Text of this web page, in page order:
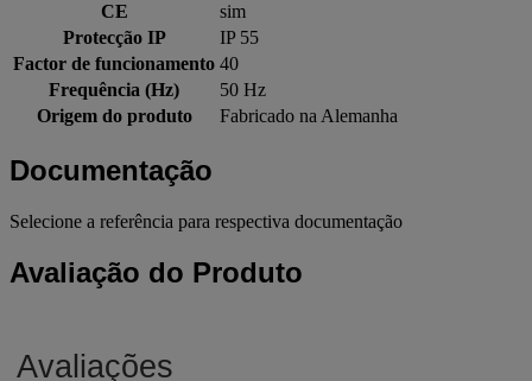
CE
sim
Protecção IP
IP 55
Factor de funcionamento 40
Frequência (Hz)
50 Hz
Origem do produto
Fabricado na Alemanha
Documentação
Selecione a referência para respectiva documentação
Avaliação do Produto